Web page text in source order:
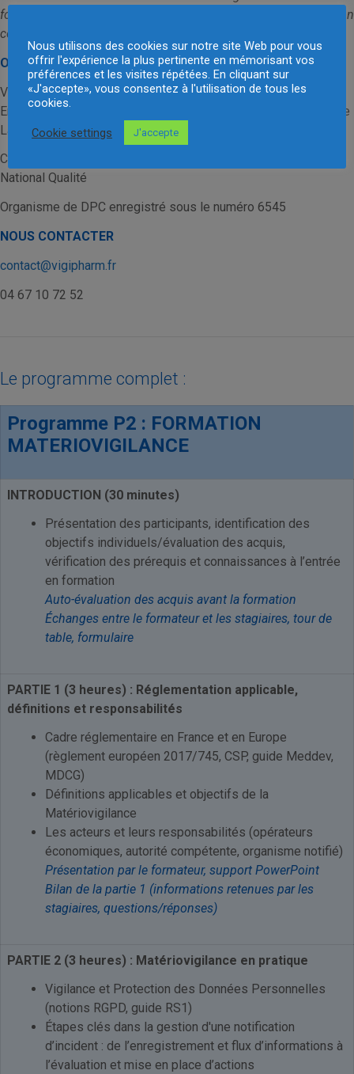
formation peut être prise en charge dans le cadre de la formation
continue (OPCO, ANDPC - référence 65452325007).
ORGANISME DE FORMATION
VIGIPHARM, 5 Enclos Tissié Sarrus, 34000 Montpellier
Enregistré sous le numéro 91 34 07911 34 auprès du Préfet de
Languedoc Roussillon
Certification QUALIOPI, Actions de Formation - Référentiel
National Qualité
Organisme de DPC enregistré sous le numéro 6545
NOUS CONTACTER
contact@vigipharm.fr
04 67 10 72 52
Le programme complet :
Programme P2 : FORMATION
MATERIOVIGILANCE
INTRODUCTION (30 minutes)
Présentation des participants, identification des
objectifs individuels/évaluation des acquis,
vérification des prérequis et connaissances à l’entrée
en formation
Auto-évaluation des acquis avant la formation
Échanges entre le formateur et les stagiaires, tour de
table, formulaire
PARTIE 1 (3 heures) : Réglementation applicable,
définitions et responsabilités
Cadre réglementaire en France et en Europe
(règlement européen 2017/745, CSP, guide Meddev,
MDCG)
Définitions applicables et objectifs de la
Matériovigilance
Les acteurs et leurs responsabilités (opérateurs
économiques, autorité compétente, organisme notifié)
Présentation par le formateur, support PowerPoint
Bilan de la partie 1 (informations retenues par les
stagiaires, questions/réponses)
PARTIE 2 (3 heures) : Matériovigilance en pratique
Vigilance et Protection des Données Personnelles
(notions RGPD, guide RS1)
Étapes clés dans la gestion d'une notification
d’incident : de l’enregistrement et flux d’informations à
l’évaluation et mise en place d’actions
Nous utilisons des cookies sur notre site Web pour vous
offrir l'expérience la plus pertinente en mémorisant vos
préférences et les visites répétées. En cliquant sur
«J'accepte», vous consentez à l'utilisation de tous les
cookies.
Cookie settings J'accepte